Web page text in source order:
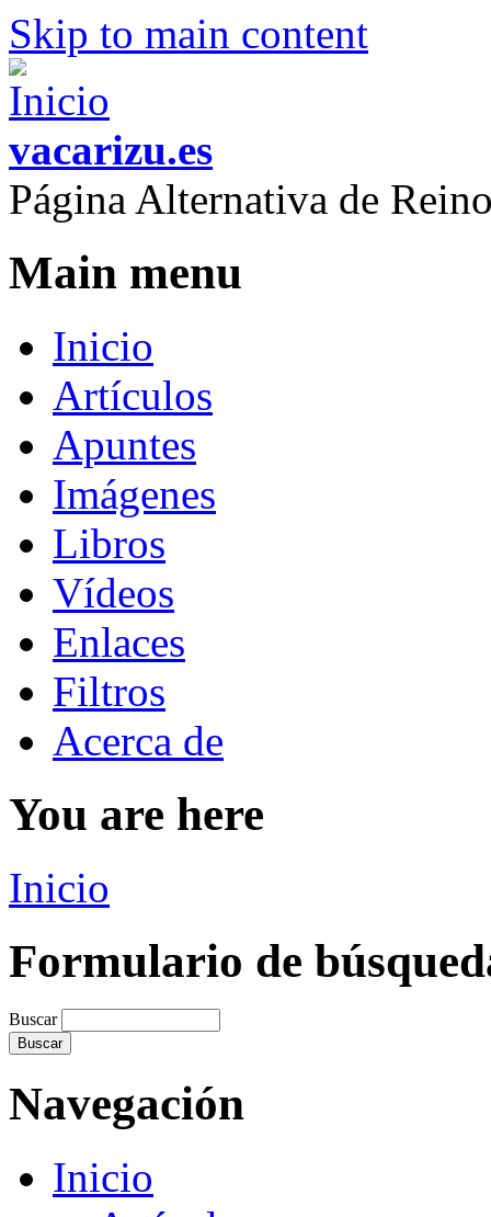
Skip to main content
vacarizu.es
Página Alternativa de
Main menu
Inicio
Artículos
Apuntes
Imágenes
Libros
Vídeos
Enlaces
Filtros
Acerca de
You are here
Inicio
Formulario de
Buscar
Navegación
Inicio